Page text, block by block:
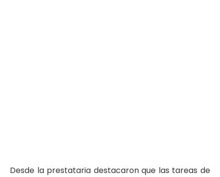
Desde la prestataria destacaron que las tareas de